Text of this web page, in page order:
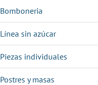
Bomboneria
Línea sin azúcar
Piezas individuales
Postres y masas